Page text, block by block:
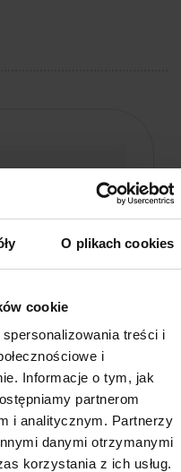
O plikach cookies
cookie
treści i
i
Informacje o tym, jak
partnerom
i analitycznym. Partnerzy
danymi otrzymanymi
korzystania z ich usług.